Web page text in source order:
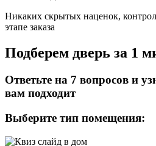
Никаких скрытых наценок,
этапе заказа
Подберем дверь за 1
Ответьте на 7 вопросов и
вам подходит
Выберите тип помещения: